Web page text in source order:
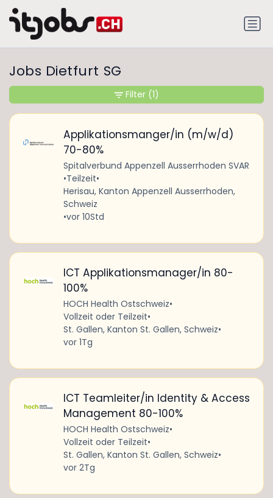
Jobs Dietfurt SG
Applikationsmanger/in (m/w/d)
70-80%
Spitalverbund Appenzell Ausserrhoden SVAR
•Teilzeit•
Herisau, Kanton Appenzell Ausserrhoden,
Schweiz
•vor 10Std
ICT Applikationsmanager/in 80-
100%
HOCH Health Ostschweiz•
Vollzeit oder Teilzeit•
St. Gallen, Kanton St. Gallen, Schweiz•
vor 1Tg
ICT Teamleiter/in Identity & Access
Management 80-100%
HOCH Health Ostschweiz•
Vollzeit oder Teilzeit•
St. Gallen, Kanton St. Gallen, Schweiz•
vor 2Tg
Filter (1)